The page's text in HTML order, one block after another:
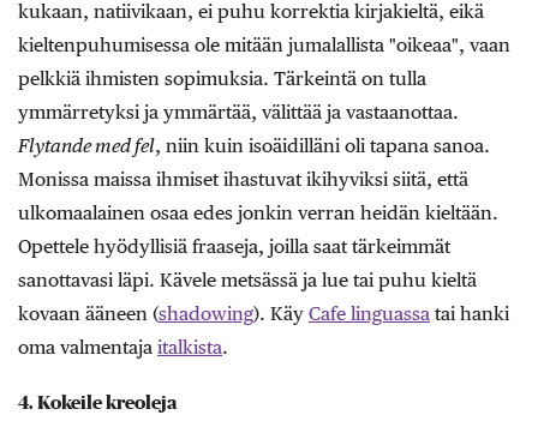
kukaan, natiivikaan, ei puhu korrektia kirjakieltä, eikä
kieltenpuhumisessa ole mitään jumalallista "oikeaa", vaan
pelkkiä ihmisten sopimuksia. Tärkeintä on tulla
ymmärretyksi ja ymmärtää, välittää ja vastaanottaa.
Flytande med fel, niin kuin isoäidilläni oli tapana sanoa.
Monissa maissa ihmiset ihastuvat ikihyviksi siitä, että
ulkomaalainen osaa edes jonkin verran heidän kieltään.
Opettele hyödyllisiä fraaseja, joilla saat tärkeimmät
sanottavasi läpi. Kävele metsässä ja lue tai puhu kieltä
kovaan ääneen (shadowing). Käy Cafe linguassa tai hanki
oma valmentaja italkista.
4. Kokeile kreoleja